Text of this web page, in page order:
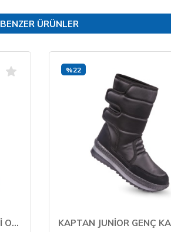
BENZER ÜRÜNLER
KAPTAN JUNİOR HAKİKİ DERİ ORTOPEDİK KADIN ANNE SANDALET AYAKKABISI ZCKMK 660
%22